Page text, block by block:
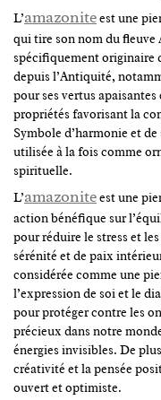
L’amazoniteest une
qui tire son nom du fleuve
spécifiquement originaire
depuis l’Antiquité,
pour ses vertus
propriétés favorisant la
Symbole d’harmonie et
utilisée à la fois comme
spirituelle.
L’amazoniteest une
action bénéfique sur
pour réduire le stress et
sérénité et de paix
considérée comme une
l’expression de soi et le
pour protéger contre les
précieux dans notre
énergies invisibles. De
créativité et la pensée
ouvert et optimiste.